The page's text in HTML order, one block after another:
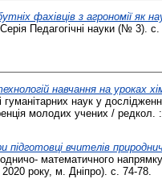
фахівців з агрономії як
Педагогічні науки (№ 3). с.
навчання на уроках
наук у
молодих учених / редкол.
вчителів
математичного
2020 року, м. Дніпро). с. 74-78.